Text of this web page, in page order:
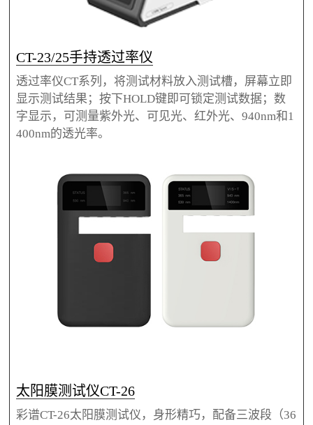
CT-23/25手持透过率仪
透过率仪CT系列，将测试材料放入测试槽，屏幕立即
显示测试结果；按下HOLD键即可锁定测试数据；数
字显示，可测量紫外光、可见光、红外光、940nm和1
400nm的透光率。
太阳膜测试仪CT-26
彩谱CT-26太阳膜测试仪，身形精巧，配备三波段（36